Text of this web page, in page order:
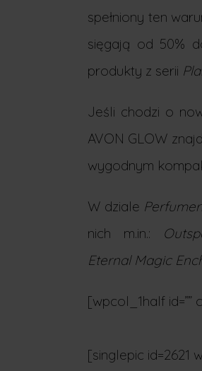
spełniony ten
sięgają od 50%
produkty z serii
Jeśli chodzi o
AVON GLOW
wygodnym
W dziale
nich m.in.:
Eternal Magic
[wpcol_1half id=””
[singlepic id=2621